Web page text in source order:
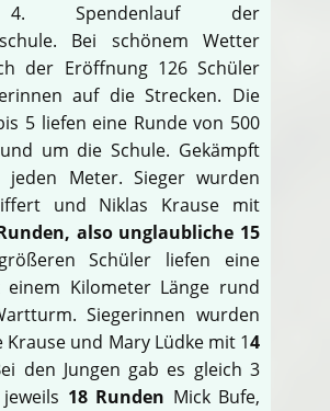
Spendenlauf der
Bei schönem Wetter
der Eröffnung 126 Schüler
auf die Strecken. Die
5 liefen eine Runde von 500
um die Schule. Gekämpft
Meter. Sieger wurden
und Niklas Krause mit
also unglaubliche 15
Schüler liefen eine
einem Kilometer Länge rund
Siegerinnen wurden
Krause und Mary Lüdke mit 14
den Jungen gab es gleich 3
18 Runden Mick Bufe,